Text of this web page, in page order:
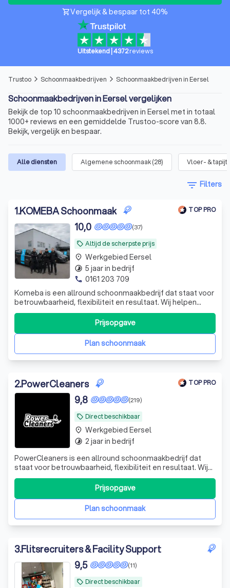
shopping_cartVergelijk & bespaar tot 40%
Uitstekend| 4372 reviews
Trustoo arrow_forward_ios Schoonmaakbedrijven arrow_forward_ios Schoonmaakbedrijven in Eersel
Schoonmaakbedrijven in Eersel vergelijken
Bekijk de top 10 schoonmaakbedrijven in Eersel met in totaal
1000+ reviews en een gemiddelde Trustoo-score van 8.8.
Bekijk, vergelijk en bespaar.
Alle diensten Algemene schoonmaak(28) Vloer- &
filter_list Filters
1.KOMEBA Schoonmaak TOP PRO
local_offer Altijd de scherpste prijs
(37)
10,0
Komeba is een allround schoonmaakbedrijf dat staat voor
betrouwbaarheid, flexibiliteit en resultaat. Wij helpen
bedrijven en particulieren met alles van schoonmaak tot
specialistische klussen.
Plan schoonmaak
Prijsopgave
place Werkgebied Eersel
timelapse 5 jaar in bedrijf
phone 0161 203 709
2.PowerCleaners TOP PRO
local_offer Direct beschikbaar
(219)
9,8
PowerCleaners is een allround schoonmaakbedrijf dat
staat voor betrouwbaarheid, flexibiliteit en resultaat. Wij
helpen bedrijven en particulieren met alles van
schoonmaak tot specialistische klussen.
Plan schoonmaak
Prijsopgave
place Werkgebied Eersel
timelapse 2 jaar in bedrijf
3.Flitsrecruiters & Facility Support
local_offer Direct beschikbaar
(11)
9,5